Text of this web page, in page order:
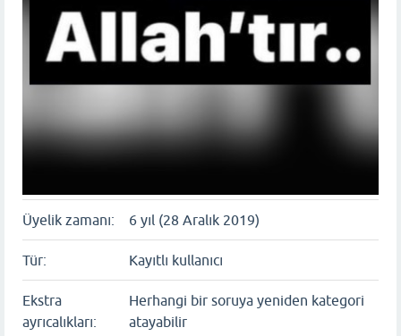
Üyelik zamanı: 6 yıl (28 Aralık 2019)
Tür: Kayıtlı kullanıcı
Ekstra
ayrıcalıkları:
Herhangi bir soruya yeniden kategori
atayabilir